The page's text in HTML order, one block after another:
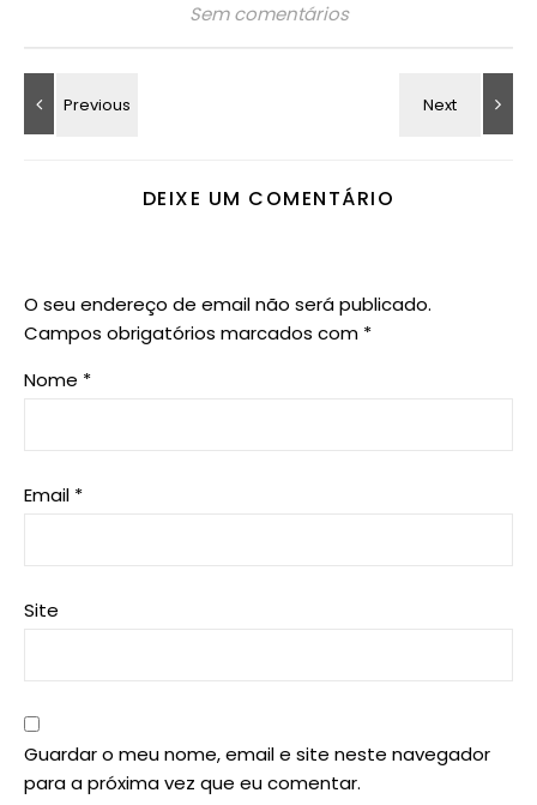
Sem comentários
DEIXE UM COMENTÁRIO
O seu endereço de email não será publicado.
Campos obrigatórios marcados com *
Nome *
Email *
Site
Guardar o meu nome, email e site neste navegador
para a próxima vez que eu comentar.